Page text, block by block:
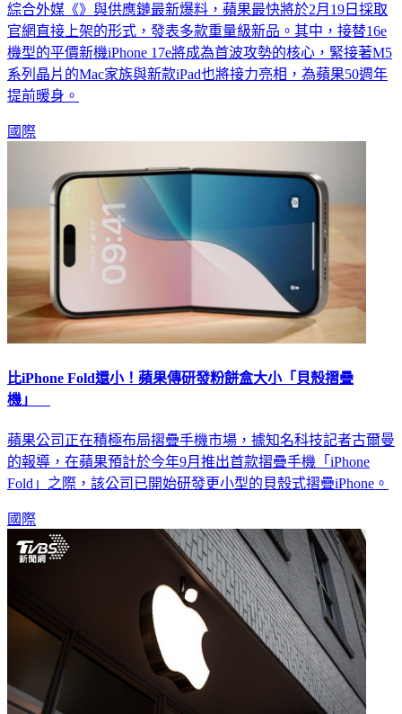
綜合外媒《》與供應鏈最新爆料，蘋果最快將於2月19日採取
官網直接上架的形式，發表多款重量級新品。其中，接替16e
機型的平價新機iPhone 17e將成為首波攻勢的核心，緊接著M5
系列晶片的Mac家族與新款iPad也將接力亮相，為蘋果50週年
提前暖身。
國際
比iPhone Fold還小！蘋果傳研發粉餅盒大小「貝殼摺疊
機」
蘋果公司正在積極布局摺疊手機市場，據知名科技記者古爾曼
的報導，在蘋果預計於今年9月推出首款摺疊手機「iPhone
Fold」之際，該公司已開始研發更小型的貝殼式摺疊iPhone。
國際